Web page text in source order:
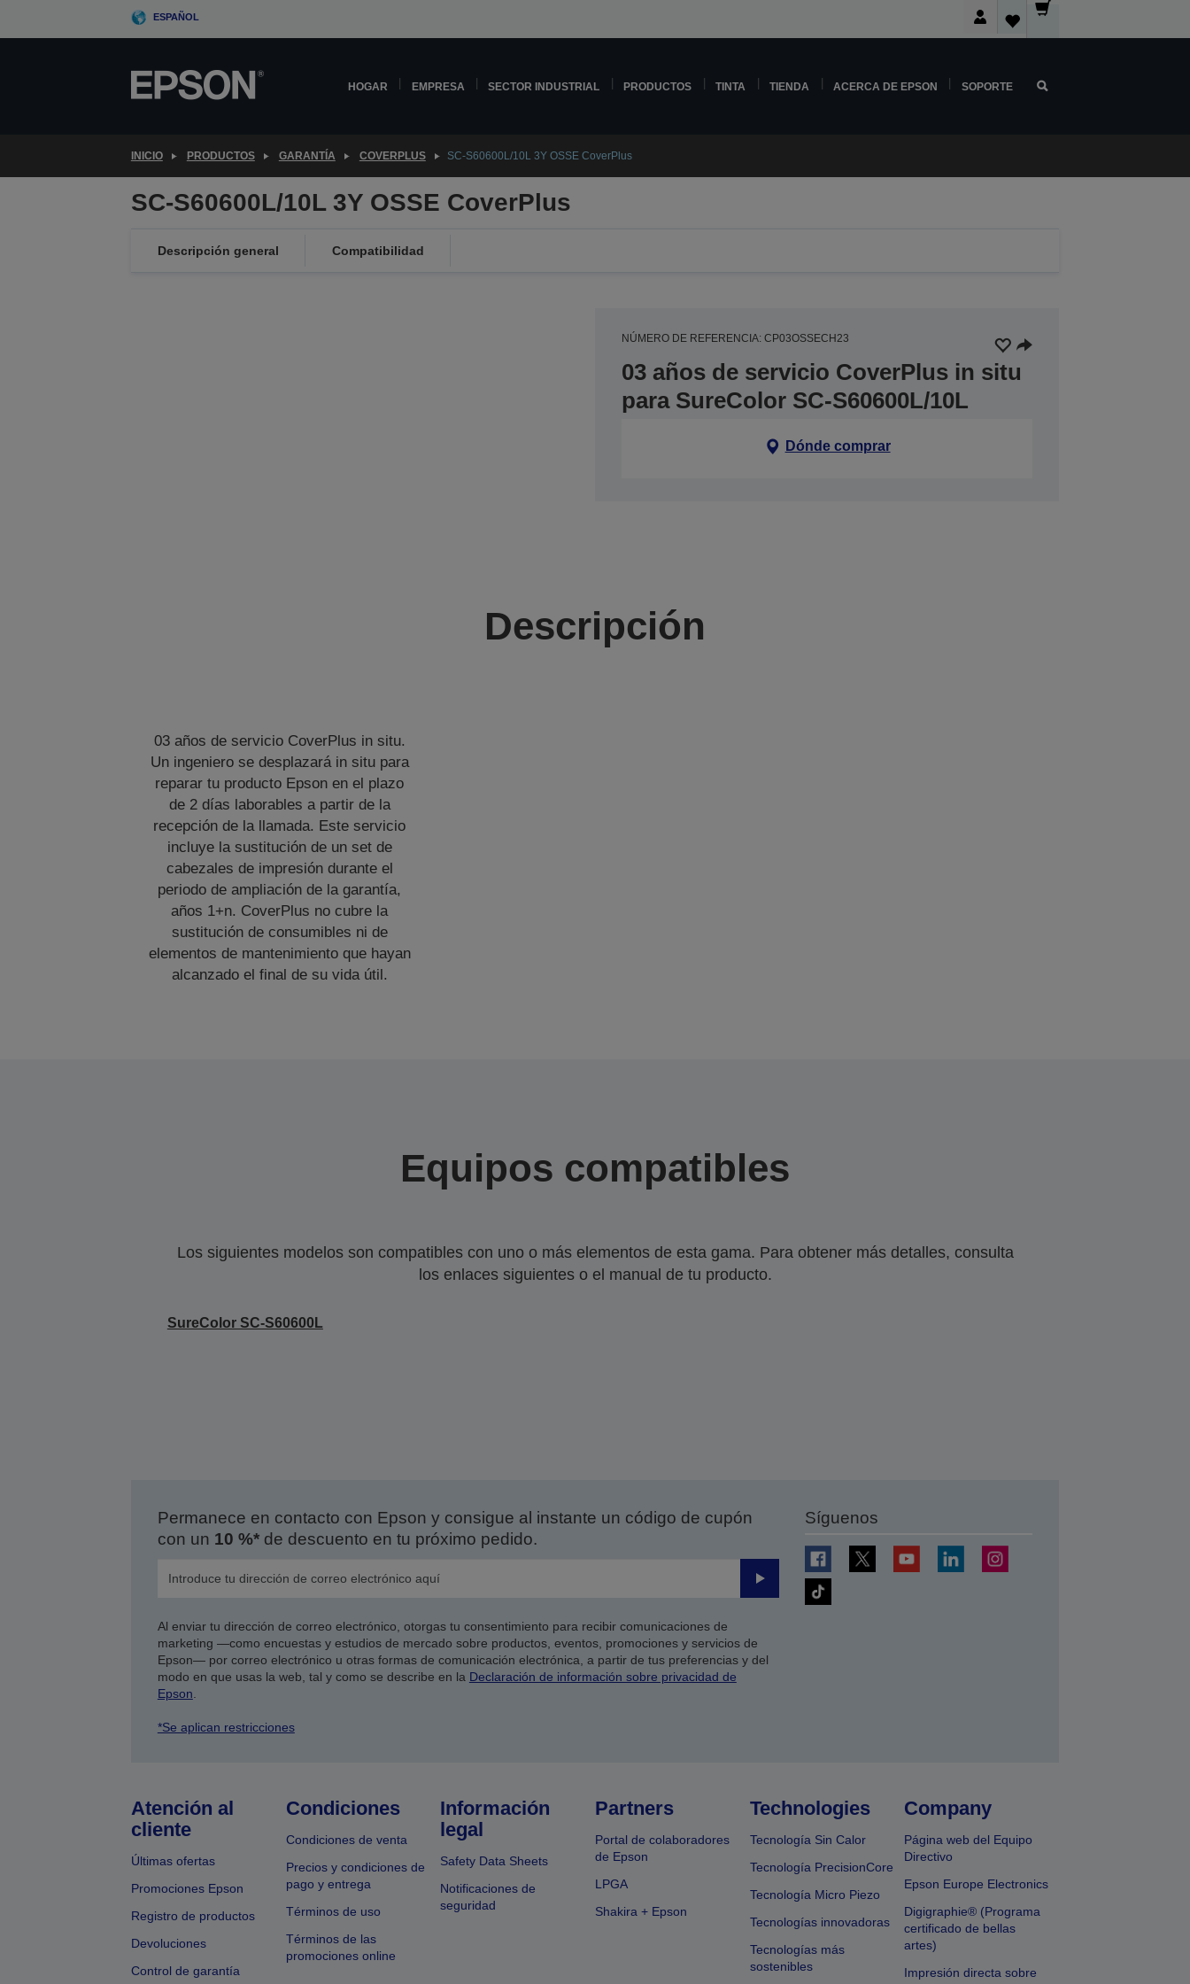
ESPAÑOL
HOGAR EMPRESA SECTOR INDUSTRIAL PRODUCTOS TINTA TIENDA ACERCA DE EPSON SOPORTE
INICIO PRODUCTOS GARANTÍA COVERPLUS SC-S60600L/10L 3Y OSSE CoverPlus
SC-S60600L/10L 3Y OSSE CoverPlus
Descripción general Compatibilidad
NÚMERO DE REFERENCIA: CP03OSSECH23
03 años de servicio CoverPlus in situ
para SureColor SC-S60600L/10L
Dónde comprar
Descripción
03 años de servicio CoverPlus in situ.
Un ingeniero se desplazará in situ para
reparar tu producto Epson en el plazo
de 2 días laborables a partir de la
recepción de la llamada. Este servicio
incluye la sustitución de un set de
cabezales de impresión durante el
periodo de ampliación de la garantía,
años 1+n. CoverPlus no cubre la
sustitución de consumibles ni de
elementos de mantenimiento que hayan
alcanzado el final de su vida útil.
Equipos compatibles
Los siguientes modelos son compatibles con uno o más elementos de esta gama. Para obtener más detalles, consulta
los enlaces siguientes o el manual de tu producto.
SureColor SC-S60600L
Permanece en contacto con Epson y consigue al instante un código de cupón
con un 10 %*de descuento en tu próximo pedido.
Enviar
Al enviar tu dirección de correo electrónico, otorgas tu consentimiento para recibir comunicaciones de
marketing —como encuestas y estudios de mercado sobre productos, eventos, promociones y servicios de
Epson— por correo electrónico u otras formas de comunicación electrónica, a partir de tus preferencias y del
modo en que usas la web, tal y como se describe en la Declaración de información sobre privacidad de
Epson
*Se aplican restricciones
Síguenos
Atención al
cliente
Últimas ofertas
Promociones Epson
Registro de productos
Devoluciones
Control de garantía
Condiciones
Condiciones de venta
Precios y condiciones de
pago y entrega
Términos de uso
Términos de las
promociones online
Información
legal
Safety Data Sheets
Notificaciones de
seguridad
Partners
Portal de colaboradores
de Epson
LPGA
Shakira + Epson
Technologies
Tecnología Sin Calor
Tecnología PrecisionCore
Tecnología Micro Piezo
Tecnologías innovadoras
Tecnologías más
sostenibles
Company
Página web del Equipo
Directivo
Epson Europe Electronics
Digigraphie® (Programa
certificado de bellas
artes)
Impresión directa sobre